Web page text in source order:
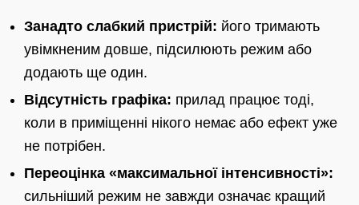
Занадто слабкий пристрій: його тримають
увімкненим довше, підсилюють режим або
додають ще один.
Відсутність графіка: прилад працює тоді,
коли в приміщенні нікого немає або ефект уже
не потрібен.
Переоцінка «максимальної інтенсивності»:
сильніший режим не завжди означає кращий